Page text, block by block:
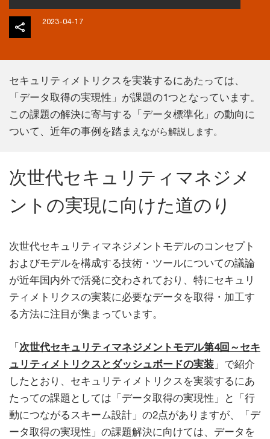
2023-04-17
セキュリティメトリクスを実装するにあたっては、
「データ取得の実現性」が課題の1つとなっています。
この課題の解決に寄与する「データ標準化」の動向に
ついて、近年の事例を踏ま えながら解説します。
次世代セキュリティマネジメ
ントの実現に向けた道のり
次世代セキュリティマネジメントモデルのコンセプト
およびモデルを構成する技術・ツールについての議論
が近年国内外で活発に交わされており、特にセキュリ
ティメトリクスの実装に必要なデータを取得・加工す
る方法に注目が集まっています。
「 次世代セキュリティマネジメントモデル第4回～セキ
ュリティメトリクスとダッシュボードの実装 」で紹介
したとおり、セキュリティメトリクスを実装するにあ
たっての課題としては「データ取得の実現性」と「行
動につながるスキーム設計」の2点がありますが、「デ
ータ取得の実現性」の課題解決に向けては、データを